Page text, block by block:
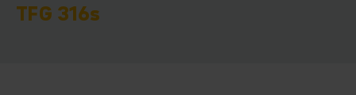
TFG 316s